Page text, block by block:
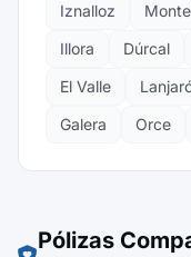
Iznalloz
Illora
Dúrcal
El Valle
Galera
Orce
Pólizas